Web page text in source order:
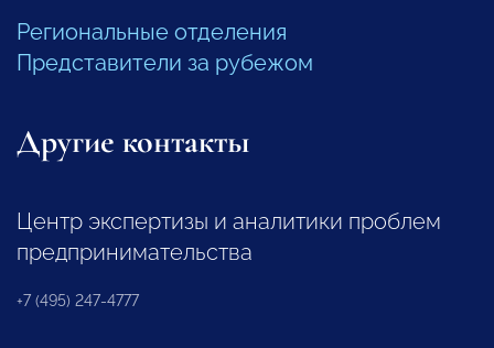
Региональные отделения
Представители за рубежом
Другие контакты
Центр экспертизы и аналитики проблем
предпринимательства
+7 (495) 247-4777